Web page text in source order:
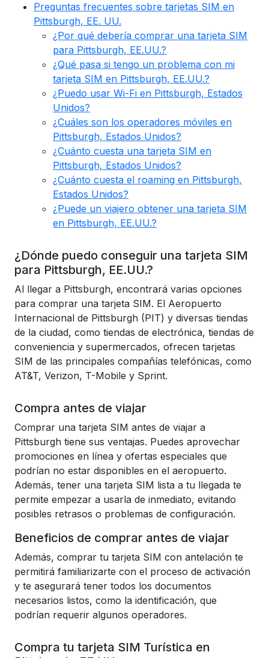
Preguntas frecuentes sobre tarjetas SIM en
Pittsburgh, EE. UU.
¿Por qué debería comprar una tarjeta SIM
para Pittsburgh, EE.UU.?
¿Qué pasa si tengo un problema con mi
tarjeta SIM en Pittsburgh, EE.UU.?
¿Puedo usar Wi-Fi en Pittsburgh, Estados
Unidos?
¿Cuáles son los operadores móviles en
Pittsburgh, Estados Unidos?
¿Cuánto cuesta una tarjeta SIM en
Pittsburgh, Estados Unidos?
¿Cuánto cuesta el roaming en Pittsburgh,
Estados Unidos?
¿Puede un viajero obtener una tarjeta SIM
en Pittsburgh, EE.UU.?
¿Dónde puedo conseguir una tarjeta SIM
para Pittsburgh, EE.UU.?
Al llegar a Pittsburgh, encontrará varias opciones
para comprar una tarjeta SIM. El Aeropuerto
Internacional de Pittsburgh (PIT) y diversas tiendas
de la ciudad, como tiendas de electrónica, tiendas de
conveniencia y supermercados, ofrecen tarjetas
SIM de las principales compañías telefónicas, como
AT&T, Verizon, T-Mobile y Sprint.
Compra antes de viajar
Comprar una tarjeta SIM antes de viajar a
Pittsburgh tiene sus ventajas. Puedes aprovechar
promociones en línea y ofertas especiales que
podrían no estar disponibles en el aeropuerto.
Además, tener una tarjeta SIM lista a tu llegada te
permite empezar a usarla de inmediato, evitando
posibles retrasos o problemas de configuración.
Beneficios de comprar antes de viajar
Además, comprar tu tarjeta SIM con antelación te
permitirá familiarizarte con el proceso de activación
y te asegurará tener todos los documentos
necesarios listos, como la identificación, que
podrían requerir algunos operadores.
Compra tu tarjeta SIM Turística en